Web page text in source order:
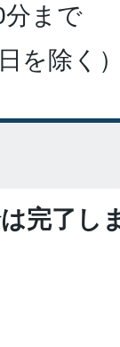
分まで
を除く
完了し